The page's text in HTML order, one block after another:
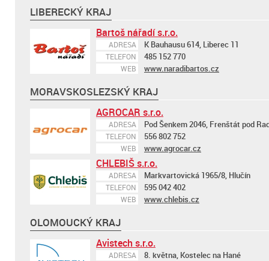
LIBERECKÝ KRAJ
Bartoš nářadí s.r.o.
ADRESA K Bauhausu 614, Liberec 11
TELEFON 485 152 770
WEB www.naradibartos.cz
MORAVSKOSLEZSKÝ KRAJ
AGROCAR s.r.o.
ADRESA Pod Šenkem 2046, Frenštát pod
TELEFON 556 802 752
WEB www.agrocar.cz
CHLEBIŠ s.r.o.
ADRESA Markvartovická 1965/8, Hlučín
TELEFON 595 042 402
WEB www.chlebis.cz
OLOMOUCKÝ KRAJ
Avistech s.r.o.
ADRESA 8. května, Kostelec na Hané